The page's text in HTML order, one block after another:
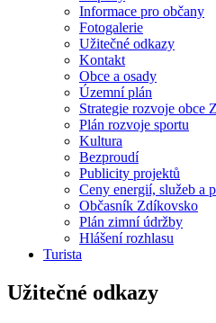
Informace pro občany
Fotogalerie
Užitečné odkazy
Kontakt
Obce a osady
Územní plán
Strategie rozvoje obce
Plán rozvoje sportu
Kultura
Bezproudí
Publicity projektů
Ceny energií, služeb a
Občasník Zdíkovsko
Plán zimní údržby
Hlášení rozhlasu
Turista
Užitečné odkazy